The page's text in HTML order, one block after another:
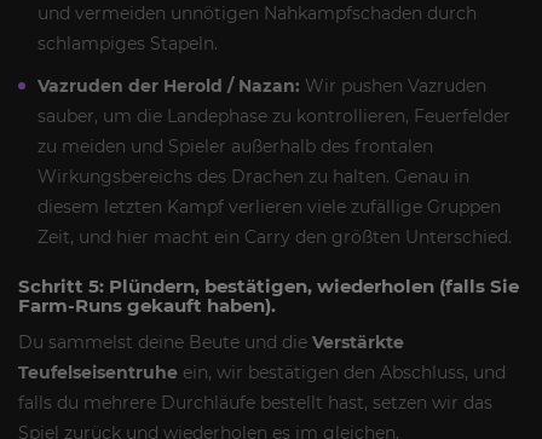
und vermeiden unnötigen Nahkampfschaden durch
schlampiges Stapeln.
Vazruden der Herold / Nazan: Wir pushen Vazruden
sauber, um die Landephase zu kontrollieren, Feuerfelder
zu meiden und Spieler außerhalb des frontalen
Wirkungsbereichs des Drachen zu halten. Genau in
diesem letzten Kampf verlieren viele zufällige Gruppen
Zeit, und hier macht ein Carry den größten Unterschied.
Schritt 5: Plündern, bestätigen, wiederholen (falls Sie
Farm-Runs gekauft haben).
Du sammelst deine Beute und die Verstärkte
Teufelseisentruhe ein, wir bestätigen den Abschluss, und
falls du mehrere Durchläufe bestellt hast, setzen wir das
Spiel zurück und wiederholen es im gleichen,